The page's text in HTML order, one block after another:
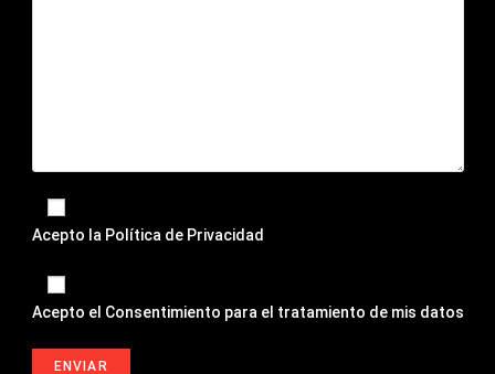
Acepto la Política de Privacidad
Acepto el Consentimiento para el tratamiento de mis datos